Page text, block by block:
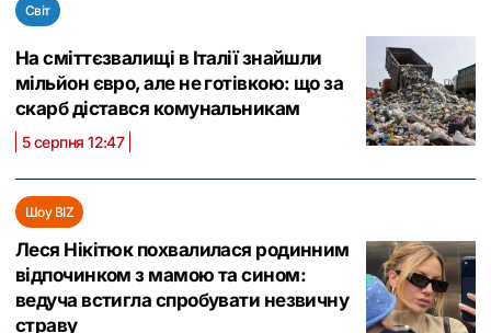
Світ
На сміттєзвалищі в Італії знайшли
мільйон євро, але не готівкою: що за
скарб дістався комунальникам
5 серпня 12:47
Шоу BIZ
Леся Нікітюк похвалилася родинним
відпочинком з мамою та сином:
ведуча встигла спробувати незвичну
страву